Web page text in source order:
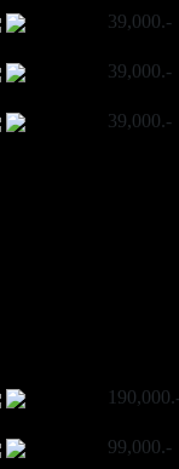
39,000.-
39,000.-
39,000.-
99,000.-